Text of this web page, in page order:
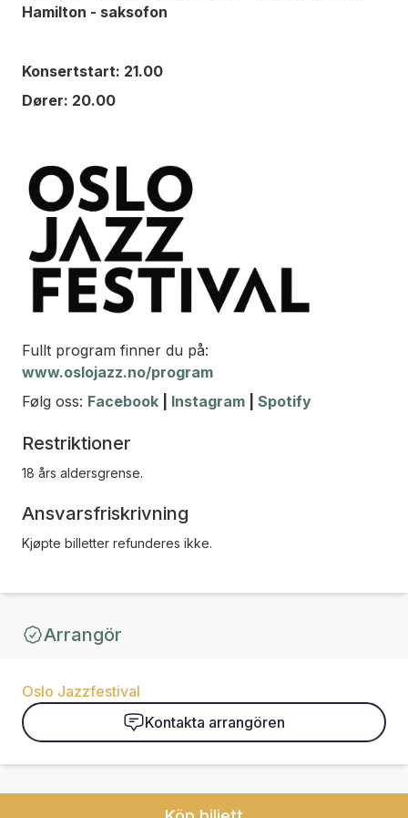
Hamilton - saksofon
Konsertstart: 21.00
Dører: 20.00
Fullt program finner du på:
www.oslojazz.no/program
Følg oss: Facebook Instagram Spotify
Restriktioner
18 års aldersgrense.
Ansvarsfriskrivning
Kjøpte billetter refunderes ikke.
Arrangör
Oslo Jazzfestival
Kontakta arrangören